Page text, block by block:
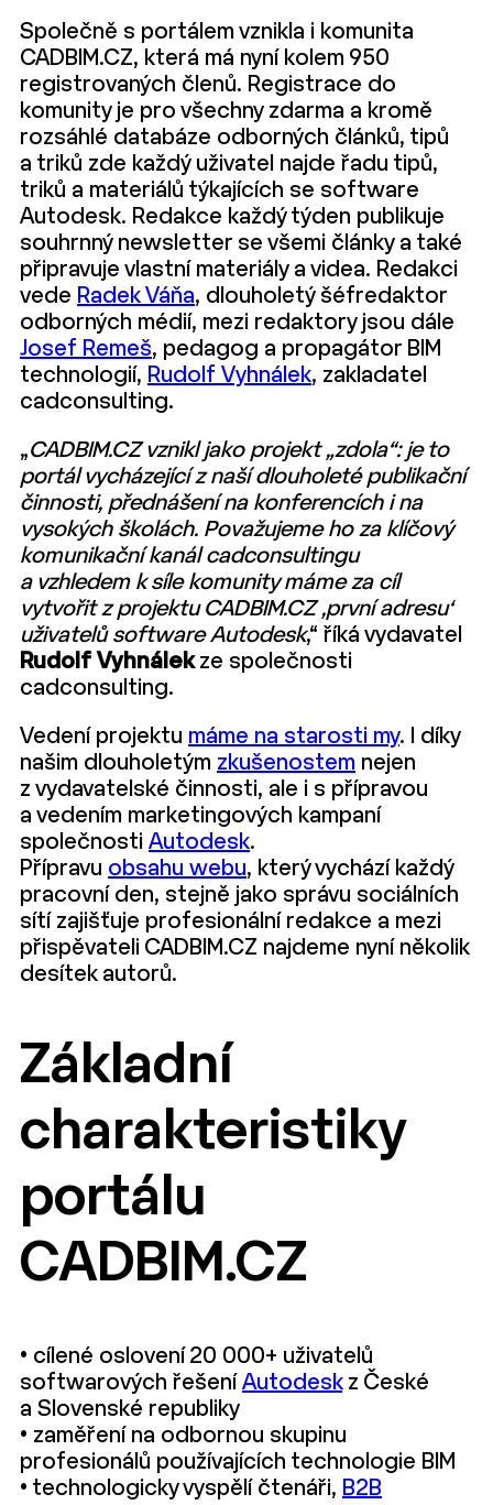
Společně s portálem vznikla i komunita
CADBIM.CZ, která má nyní kolem 950
registrovaných členů. Registrace do
komunity je pro všechny zdarma a kromě
rozsáhlé databáze odborných článků, tipů
a triků zde každý uživatel najde řadu tipů,
triků a materiálů týkajících se software
Autodesk. Redakce každý týden publikuje
souhrnný newsletter se všemi články a také
připravuje vlastní materiály a videa. Redakci
vede Radek Váňa, dlouholetý šéfredaktor
odborných médií, mezi redaktory jsou dále
Josef Remeš, pedagog a propagátor BIM
technologií, Rudolf Vyhnálek, zakladatel
cadconsulting.
„CADBIM.CZ vznikl jako projekt „zdola“: je to
portál vycházející z naší dlouholeté publikační
činnosti, přednášení na konferencích i na
vysokých školách. Považujeme ho za klíčový
komunikační kanál cadconsultingu
a vzhledem k síle komunity máme za cíl
vytvořit z projektu CADBIM.CZ ‚první adresu‘
uživatelů software Autodesk,“ říká vydavatel
Rudolf Vyhnálekze společnosti
cadconsulting.
Vedení projektu máme na starosti my. I díky
našim dlouholetým zkušenostem nejen
z vydavatelské činnosti, ale i s přípravou
a vedením marketingových kampaní
společnosti Autodesk.
Přípravu obsahu webu, který vychází každý
pracovní den, stejně jako správu sociálních
sítí zajišťuje profesionální redakce a mezi
přispěvateli CADBIM.CZ najdeme nyní několik
desítek autorů.
Základní
charakteristiky
portálu
CADBIM.CZ
• cílené oslovení 20 000+ uživatelů
softwarových řešení Autodeskz České
a Slovenské republiky
• zaměření na odbornou skupinu
profesionálů používajících technologie BIM
• technologicky vyspělí čtenáři, B2B